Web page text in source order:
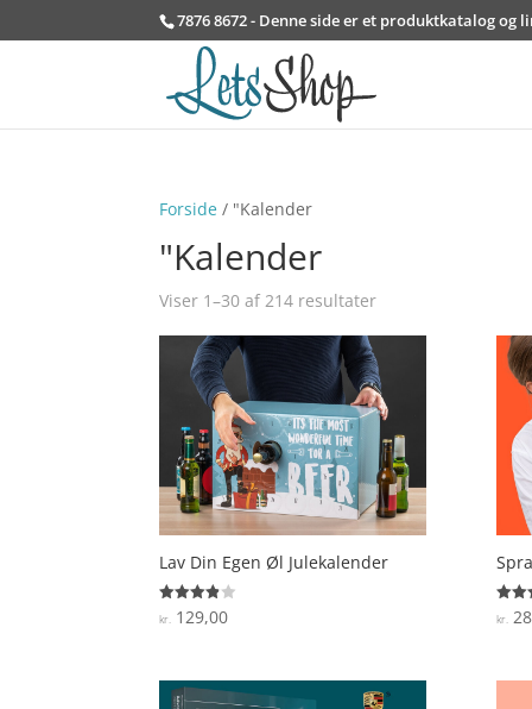
7876 8672 - Denne side er et produktkatalog
Forside / "Kalender
"Kalender
Viser 1–30 af 214 resultater
Lav Din Egen Øl Julekalender
Vurderet
3.8
kr. 129,00
3.7
kr.